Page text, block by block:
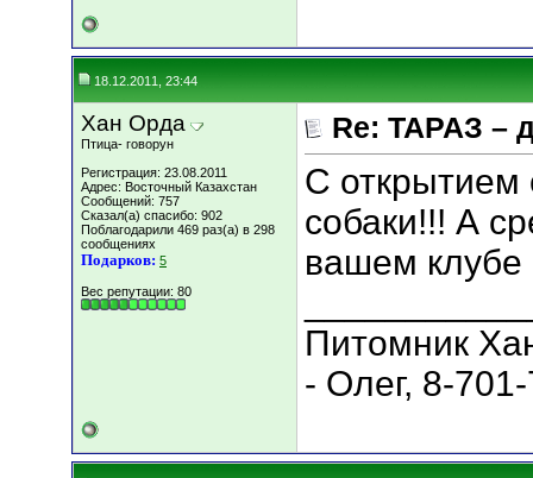
18.12.2011, 23:44
Хан Орда
Птица- говорун
Регистрация: 23.08.2011
Адрес: Восточный Казахстан
Сообщений: 757
Сказал(а) спасибо: 902
Поблагодарили 469 раз(а) в 298
сообщениях
Подарков: 5
Вес репутации: 80
Re: ТАРАЗ –
С открытием
собаки!!! А
вашем клубе
Питомник
- Олег, 8-